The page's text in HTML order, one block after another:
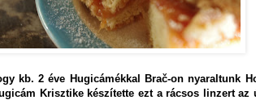
kb. 2 éve Hugicámékkal Brač-on nyaraltunk
Krisztike készítette ezt a rácsos linzert az